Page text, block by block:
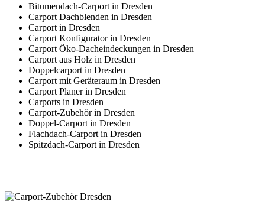
Bitumendach-Carport in Dresden
Carport Dachblenden in Dresden
Carport in Dresden
Carport Konfigurator in Dresden
Carport Öko-Dacheindeckungen in Dresden
Carport aus Holz in Dresden
Doppelcarport in Dresden
Carport mit Geräteraum in Dresden
Carport Planer in Dresden
Carports in Dresden
Carport-Zubehör in Dresden
Doppel-Carport in Dresden
Flachdach-Carport in Dresden
Spitzdach-Carport in Dresden